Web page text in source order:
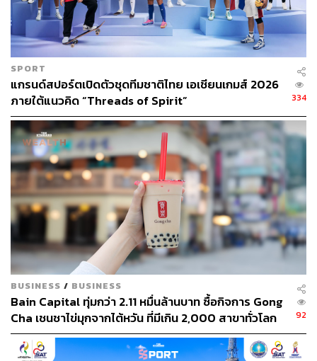
86
ABOUT THE AUTHOR
สกุลชัย เก่งอนันตานนท์
Content Creator สำนักข่าว THE
STANDARD WEALTH
SPORT
แกรนด์สปอร์ตเปิดตัวชุดทีมชาติไทย เอเชียนเกมส์ 2026
ภายใต้แนวคิด “Threads of Spirit”
334
BUSINESS / BUSINESS
Bain Capital ทุ่มกว่า 2.11 หมื่นล้านบาท ซื้อกิจการ Gong
Cha เชนชาไข่มุกจากไต้หวัน ที่มีเกิน 2,000 สาขาทั่วโลก
92